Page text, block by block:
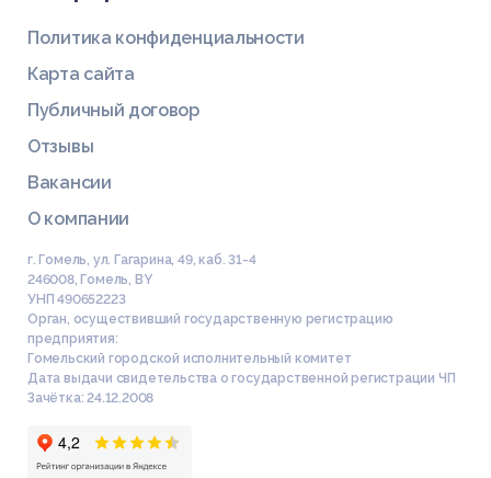
Политика конфиденциальности
Карта сайта
Публичный договор
Отзывы
Вакансии
О компании
г. Гомель, ул. Гагарина, 49, каб. 31-4
246008,Гомель BY
УНП 490652223
Орган, осуществивший государственную регистрацию
предприятия:
Гомельский городской исполнительный комитет
Дата выдачи свидетельства о государственной регистрации ЧП
Зачётка: 24.12.2008